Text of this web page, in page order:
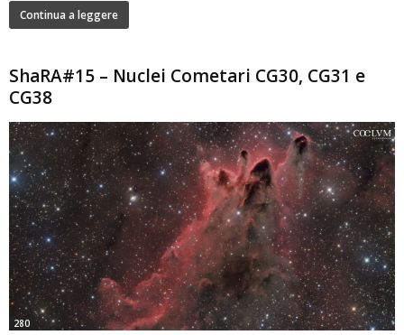
Continua a leggere
ShaRA#15 – Nuclei Cometari CG30, CG31 e
CG38
280